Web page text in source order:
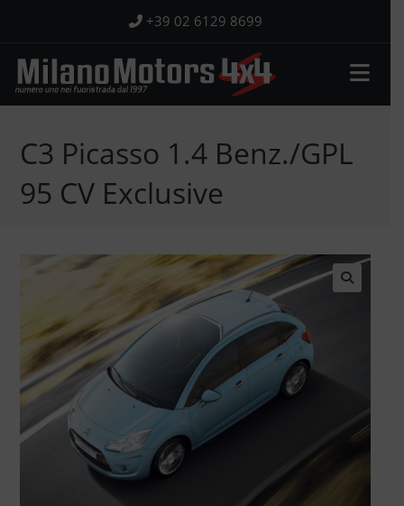
contenuto
+39 02 6129 8699
C3 Picasso 1.4 Benz./GPL
95 CV Exclusive